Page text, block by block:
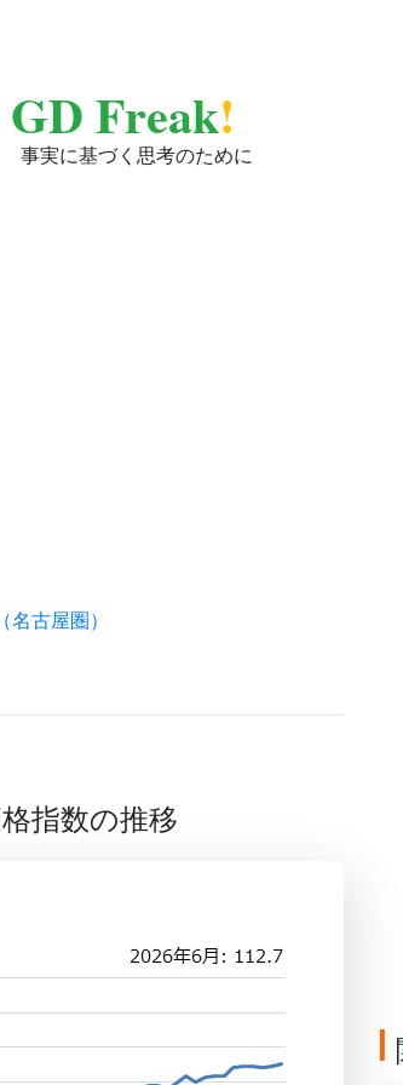
GD Freak!
事実に基づく思考のために
古屋圏）
指数の推移